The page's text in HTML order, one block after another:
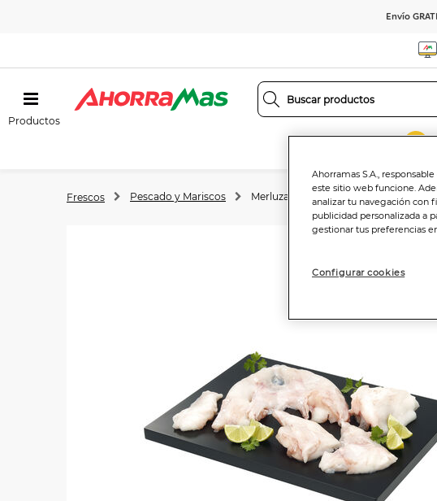
Envío
Productos
Frescos Pescado y Mariscos Merluza y otro pescado blanco
Ahorramas S.A.,
este sitio web funcione.
analizar tu navegación con
publicidad personalizada a
gestionar tus preferencias
Configurar cookies